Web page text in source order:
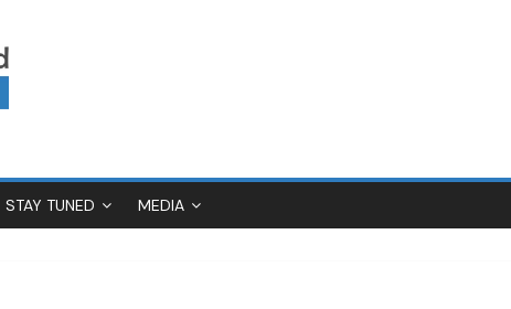
STAY TUNED MEDIA